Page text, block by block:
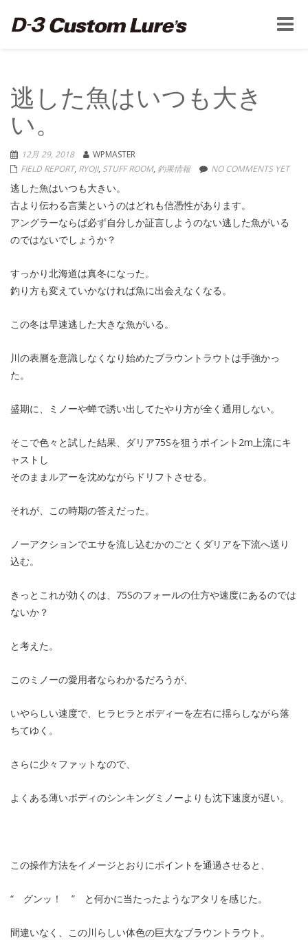
Toggle
逃した魚はいつも大き
い。
12月 29, 2018
WPMASTER
FIELD REPORT, RYOJI, STUFF ROOM, 釣果情報 NO COMMENTS YET
逃した魚はいつも大きい。
古より伝わる言葉というのはどれも信憑性があります。
アングラーならば必ず自分しか証言しようのない逃した魚がいる
のではないでしょうか？
すっかり北海道は真冬になった。
釣り方も変えていかなければ魚に出会えなくなる。
この冬は早速逃した大きな魚がいる。
川の表層を意識しなくなり始めたブラウントラウトは手強かっ
た。
盛期に、ミノーや蝉で誘い出してたやり方が全く通用しない。
そこで色々と試した結果、ダリア75Sを狙うポイント2m上流にキ
ャストし
そのままルアーを沈めながらドリフトさせる。
それが、この時期の答えだった。
ノーアクションでエサを流し込むかのごとくダリアを下流へ送り
込む。
きっとこれが効くのは、75Sのフォールの仕方や速度にあるのでは
ないか？
と考えた。
このミノーの愛用者ならわかるだろうが、
いやらしい速度で、ヒラヒラとボディーを左右に揺らしながら落
ちてゆく。
さらに少々ファットなので、
よくある薄いボディのシンキングミノーよりも沈下速度が遅い。
この操作方法をイメージとおりにポイントを通過させると、
“ グンッ！ ” と何かに当たったようなアタリを感じた。
間違いなく、この川らしい体色の巨大なブラウントラウト。